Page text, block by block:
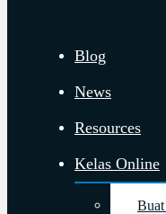
Blog
News
Resources
Kelas Online